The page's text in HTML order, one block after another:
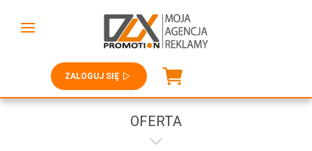
ZALOGUJ SIĘ
OFERTA